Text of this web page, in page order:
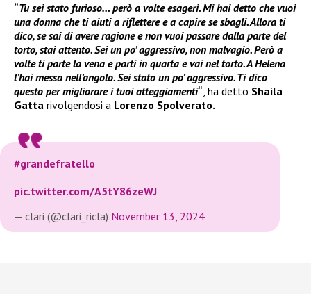
“Tu sei stato furioso… però a volte esageri. Mi hai detto che vuoi
una donna che ti aiuti a riflettere e a capire se sbagli. Allora ti
dico, se sai di avere ragione e non vuoi passare dalla parte del
torto, stai attento. Sei un po’ aggressivo, non malvagio. Però a
volte ti parte la vena e parti in quarta e vai nel torto. A Helena
l’hai messa nell’angolo. Sei stato un po’ aggressivo. Ti dico
questo per migliorare i tuoi atteggiamenti“, ha detto Shaila
Gatta rivolgendosi a Lorenzo Spolverato.
#grandefratello
pic.twitter.com/A5tY86zeWJ
— clari (@clari_ricla) November 13, 2024